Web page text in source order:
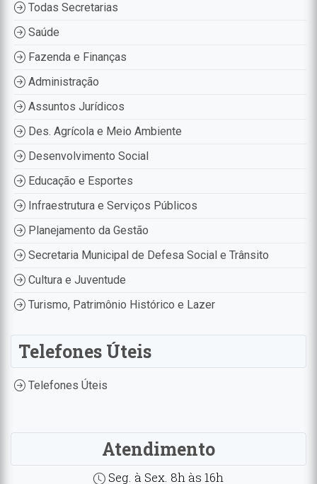
Todas Secretarias
Saúde
Fazenda e Finanças
Administração
Assuntos Jurídicos
Des. Agrícola e Meio Ambiente
Desenvolvimento Social
Educação e Esportes
Infraestrutura e Serviços Públicos
Planejamento da Gestão
Secretaria Municipal de Defesa Social e Trânsito
Cultura e Juventude
Turismo, Patrimônio Histórico e Lazer
Telefones Úteis
Telefones Úteis
Atendimento
Seg. à Sex. 8h às 16h